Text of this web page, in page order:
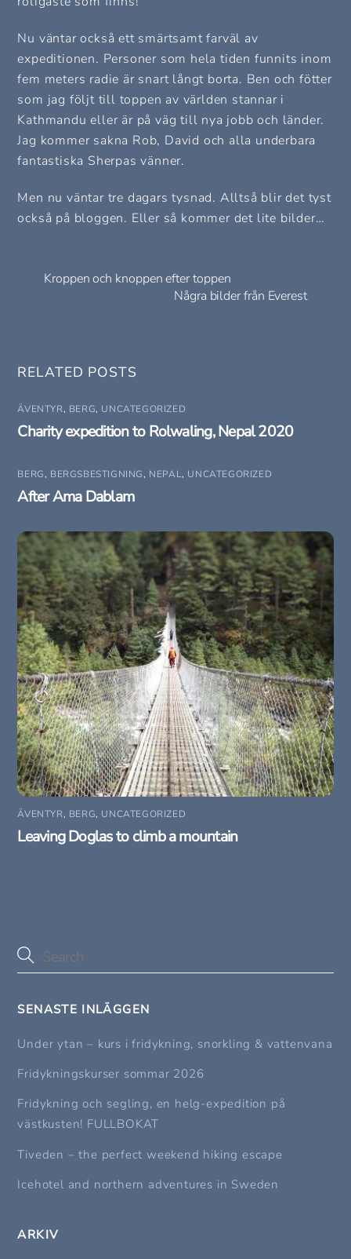
Nu väntar också ett smärtsamt farväl av
expeditionen. Personer som hela tiden funnits inom
fem meters radie är snart långt borta. Ben och fötter
som jag följt till toppen av världen stannar i
Kathmandu eller är på väg till nya jobb och länder.
Jag kommer sakna Rob, David och alla underbara
fantastiska Sherpas vänner.
Men nu väntar tre dagars tysnad. Alltså blir det tyst
också på bloggen. Eller så kommer det lite bilder…
Kroppen och knoppen efter toppen
Några bilder från Everest
RELATED POSTS
ÄVENTYR, BERG, UNCATEGORIZED
Charity expedition to Rolwaling, Nepal 2020
BERG, BERGSBESTIGNING, NEPAL, UNCATEGORIZED
After Ama Dablam
ÄVENTYR, BERG, UNCATEGORIZED
Leaving Doglas to climb a mountain
SENASTE INLÄGGEN
Under ytan – kurs i fridykning, snorkling & vattenvana
Fridykningskurser sommar 2026
Fridykning och segling, en helg-expedition på
västkusten! FULLBOKAT
Tiveden – the perfect weekend hiking escape
Icehotel and northern adventures in Sweden
ARKIV